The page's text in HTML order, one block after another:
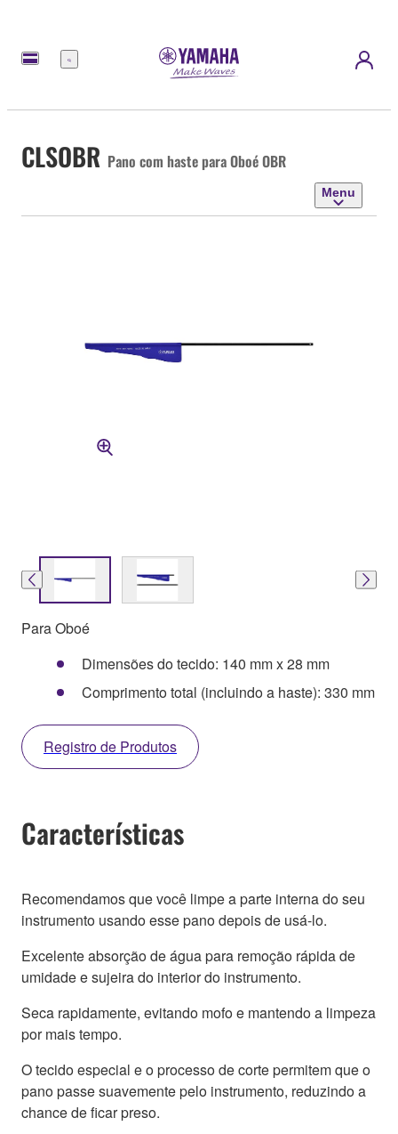
Menu
CLSOBR Pano com haste para Oboé OBR
Menu
Para Oboé
Dimensões do tecido: 140 mm x 28 mm
Comprimento total (incluindo a haste): 330 mm
Registro de Produtos
Características
Recomendamos que você limpe a parte interna do seu
instrumento usando esse pano depois de usá-lo.
Excelente absorção de água para remoção rápida de
umidade e sujeira do interior do instrumento.
Seca rapidamente, evitando mofo e mantendo a limpeza
por mais tempo.
O tecido especial e o processo de corte permitem que o
pano passe suavemente pelo instrumento, reduzindo a
chance de ficar preso.